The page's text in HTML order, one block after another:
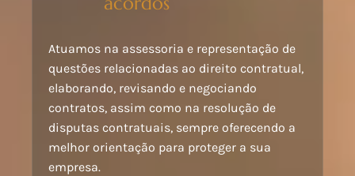
Atuamos na assessoria e representação de
questões relacionadas ao direito contratual,
elaborando, revisando e negociando
contratos, assim como na resolução de
disputas contratuais, sempre oferecendo a
melhor orientação para proteger a sua
empresa.